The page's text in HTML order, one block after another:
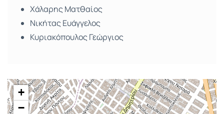
Χάλαρης Ματθαίος
Νικήτας Ευάγγελος
Κυριακόπουλος Γεώργιος
+
−